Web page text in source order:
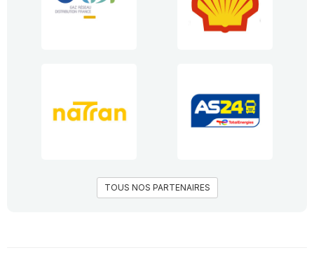
TOUS NOS PARTENAIRES